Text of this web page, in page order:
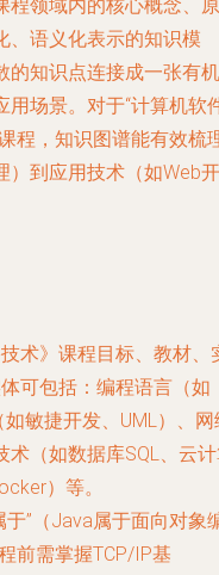
程领域内的核心概念、原
、语义化表示的知识模
的知识点连接成一张有机
场景。对于“计算机软
程，知识图谱能有效梳
）到应用技术（如Web开
术》课程目标、教材、
可包括：编程语言（如
敏捷开发、UML）、网
术（如数据库SQL、云
）等。
于”（Java属于面向对象
前需掌握TCP/IP基